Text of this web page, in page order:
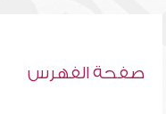
صفحة الفهرس